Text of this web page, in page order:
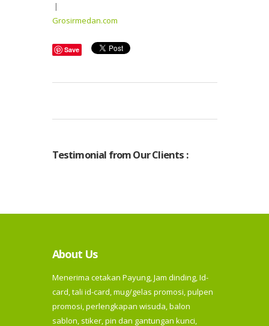
|
Grosirmedan.com
Save
Testimonial from Our Clients :
About Us
Menerima cetakan Payung, Jam dinding, Id-
card, tali id-card, mug/gelas promosi, pulpen
promosi, perlengkapan wisuda, balon
sablon, stiker, pin dan gantungan kunci,